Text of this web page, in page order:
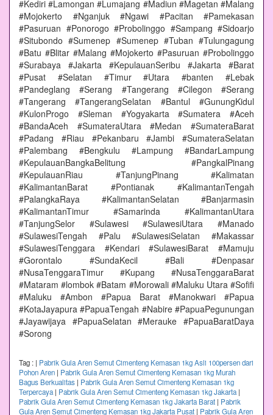
#Kediri #Lamongan #Lumajang #Madiun #Magetan #Malang
#Mojokerto #Nganjuk #Ngawi #Pacitan #Pamekasan
#Pasuruan #Ponorogo #Probolinggo #Sampang #Sidoarjo
#Situbondo #Sumenep #Sumenep #Tuban #Tulungagung
#Batu #Blitar #Malang #Mojokerto #Pasuruan #Probolinggo
#Surabaya #Jakarta #KepulauanSeribu #Jakarta #Barat
#Pusat #Selatan #Timur #Utara #banten #Lebak
#Pandeglang #Serang #Tangerang #Cilegon #Serang
#Tangerang #TangerangSelatan #Bantul #GunungKidul
#KulonProgo #Sleman #Yogyakarta #Sumatera #Aceh
#BandaAceh #SumateraUtara #Medan #SumateraBarat
#Padang #Riau #Pekanbaru #Jambi #SumateraSelatan
#Palembang #Bengkulu #Lampung #BandarLampung
#KepulauanBangkaBelitung #PangkalPinang
#KepulauanRiau #TanjungPinang #Kalimatan
#KalimantanBarat #Pontianak #KalimantanTengah
#PalangkaRaya #KalimantanSelatan #Banjarmasin
#KalimantanTimur #Samarinda #KalimantanUtara
#TanjungSelor #Sulawesi #SulawesiUtara #Manado
#SulawesiTengah #Palu #SulawesiSelatan #Makassar
#SulawesiTenggara #Kendari #SulawesiBarat #Mamuju
#Gorontalo #SundaKecil #Bali #Denpasar
#NusaTenggaraTimur #Kupang #NusaTenggaraBarat
#Mataram #lombok #Batam #Morowali #Maluku Utara #Sofifi
#Maluku #Ambon #Papua Barat #Manokwari #Papua
#KotaJayapura #PapuaTengah #Nabire #PapuaPegunungan
#Jayawijaya #PapuaSelatan #Merauke #PapuaBaratDaya
#Sorong
Tag : | Pabrik Gula Aren Semut Cimenteng Kemasan 1kg Asli 100persen dari
Pohon Aren | Pabrik Gula Aren Semut Cimenteng Kemasan 1kg Murah
Bagus Berkualitas | Pabrik Gula Aren Semut Cimenteng Kemasan 1kg
Terpercaya | Pabrik Gula Aren Semut Cimenteng Kemasan 1kg Jakarta |
Pabrik Gula Aren Semut Cimenteng Kemasan 1kg Jakarta Barat | Pabrik
Gula Aren Semut Cimenteng Kemasan 1kg Jakarta Pusat | Pabrik Gula Aren